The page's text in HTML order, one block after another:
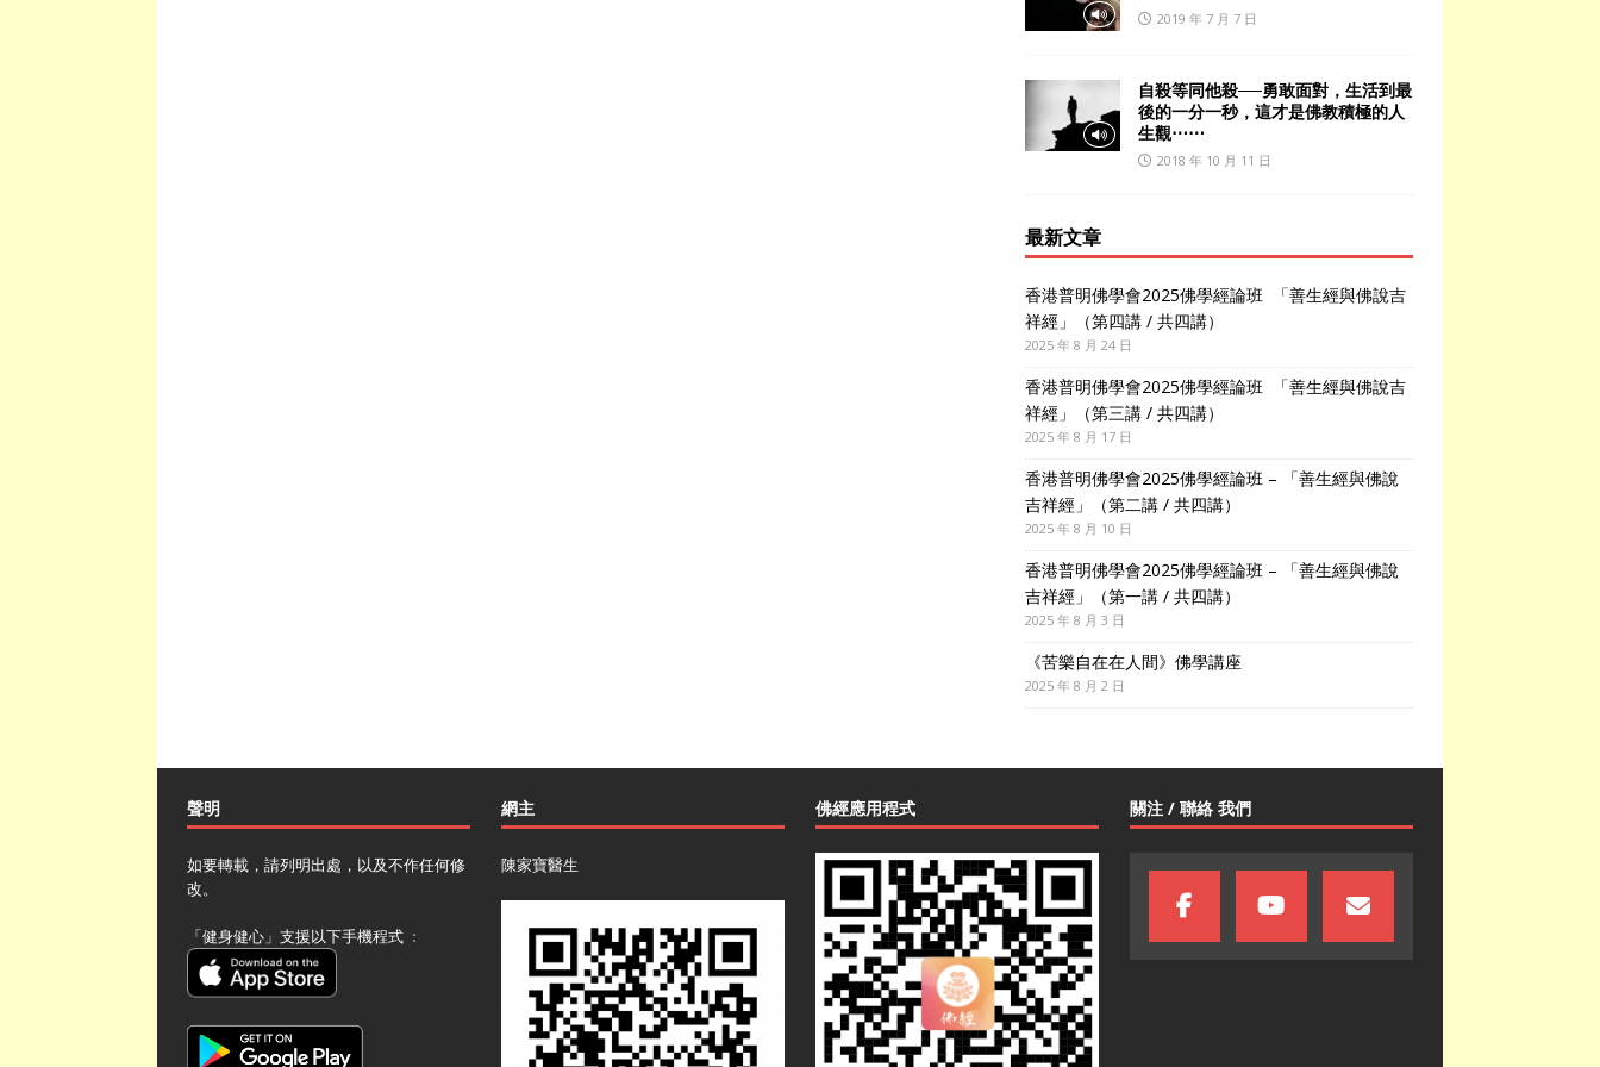
2019 年 7 月 7 日
自殺等同他殺──勇敢面對，生活到最
後的一分一秒，這才是佛教積極的人
生觀⋯⋯
2018 年 10 月 11 日
最新文章
香港普明佛學會2025佛學經論班 「善生經與佛說吉
祥經」（第四講 / 共四講）
2025 年 8 月 24 日
香港普明佛學會2025佛學經論班 「善生經與佛說吉
祥經」（第三講 / 共四講）
2025 年 8 月 17 日
香港普明佛學會2025佛學經論班 – 「善生經與佛說
吉祥經」（第二講 / 共四講）
2025 年 8 月 10 日
香港普明佛學會2025佛學經論班 – 「善生經與佛說
吉祥經」（第一講 / 共四講）
2025 年 8 月 3 日
《苦樂自在在人間》佛學講座
2025 年 8 月 2 日
聲明
如要轉載，請列明出處，以及不作任何修
改。
「健身健心」支援以下手機程式 ﹕
網主
陳家寶醫生
佛經應用程式 關注 / 聯絡 我們